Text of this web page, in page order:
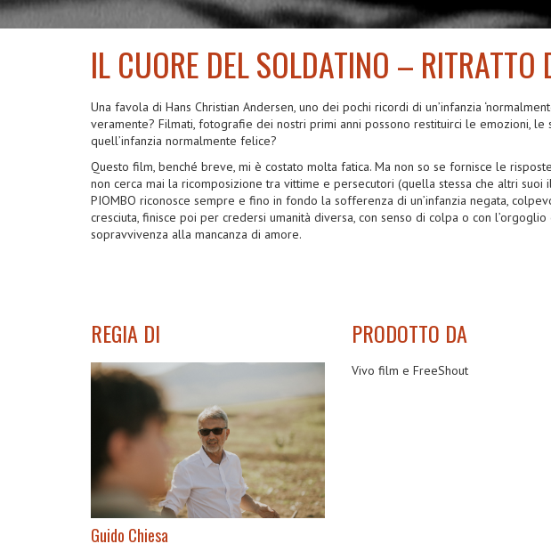
2008
IL CUORE DEL SOLDATINO – RITRATTO
Una favola di Hans Christian Andersen, uno dei pochi ricordi di un’infanzia
veramente? Filmati, fotografie dei nostri primi anni possono restituirci le emozioni,
quell’infanzia normalmente felice?
Questo film, benché breve, mi è costato molta fatica. Ma non so se fornisce le
non cerca mai la ricomposizione tra vittime e persecutori (quella stessa che altri suoi
PIOMBO riconosce sempre e fino in fondo la sofferenza di un’infanzia negata,
cresciuta, finisce poi per credersi umanità diversa, con senso di colpa o con
sopravvivenza alla mancanza di amore.
REGIA DI
Guido Chiesa
PRODOTTO DA
Vivo film e FreeShout